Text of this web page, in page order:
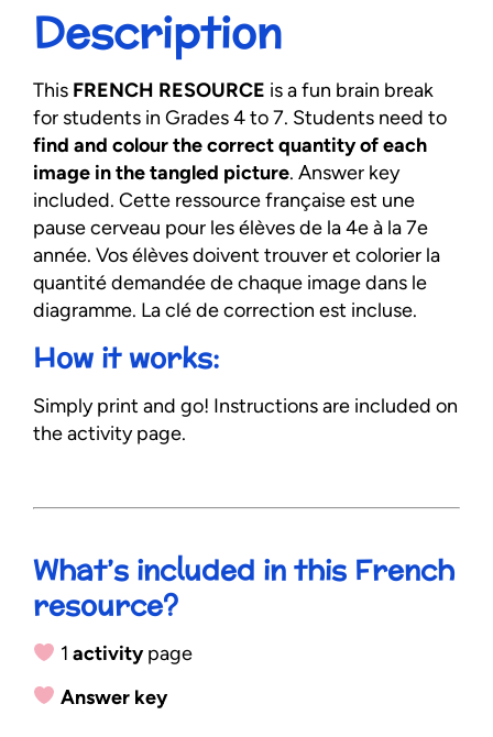
Description
This FRENCH RESOURCE is a fun brain break
for students in Grades 4 to 7. Students need to
find and colour the correct quantity of each
image in the tangled picture. Answer key
included. Cette ressource française est une
pause cerveau pour les élèves de la 4e à la 7e
année. Vos élèves doivent trouver et colorier la
quantité demandée de chaque image dans le
diagramme. La clé de correction est incluse.
How it works:
Simply print and go! Instructions are included on
the activity page.
What’s included in this French
resource?
1 activitypage
Answer key